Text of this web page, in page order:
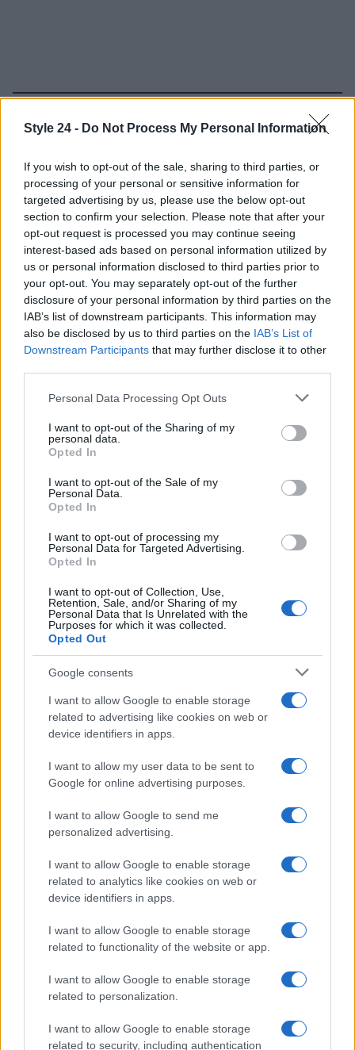
Style 24 - Do Not Process My Personal Information
If you wish to opt-out of the sale, sharing to third parties, or
processing of your personal or sensitive information for
targeted advertising by us, please use the below opt-out
section to confirm your selection. Please note that after your
opt-out request is processed you may continue seeing
interest-based ads based on personal information utilized by
us or personal information disclosed to third parties prior to
your opt-out. You may separately opt-out of the further
disclosure of your personal information by third parties on the
IAB’s list of downstream participants. This information may
also be disclosed by us to third parties on the IAB’s List of
Downstream Participants that may further disclose it to other
Please note that this website/app uses one or more Google
not limited to your visit or usage behaviour. You may click to
grant or deny consent to Google and its third-party tags to
use your data for below specified purposes in below Google
consent section.
Personal Data Processing Opt Outs
I want to opt-out of the Sharing of my
personal data.
Opted In
I want to opt-out of the Sale of my
Personal Data.
Opted In
I want to opt-out of processing my
Personal Data for Targeted Advertising.
Opted In
I want to opt-out of Collection, Use,
Retention, Sale, and/or Sharing of my
Personal Data that Is Unrelated with the
Purposes for which it was collected.
Opted Out
Google consents
I want to allow Google to enable storage
related to advertising like cookies on web or
device identifiers in apps.
I want to allow my user data to be sent to
Google for online advertising purposes.
I want to allow Google to send me
personalized advertising.
I want to allow Google to enable storage
related to analytics like cookies on web or
device identifiers in apps.
I want to allow Google to enable storage
related to functionality of the website or app.
I want to allow Google to enable storage
related to personalization.
I want to allow Google to enable storage
related to security, including authentication
Continua a leggere
BENESSERE
mente fresca senza rovinare il make-up
BENESSERE
Rituali di energia femminile per autostima ed
Matteo Pellegrino · 7 Ago 2026
abbigliamento fresco e professionale
Cristian Castiglioni · 7 Ago 2026